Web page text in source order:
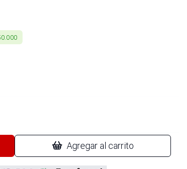
Agregar al carrito